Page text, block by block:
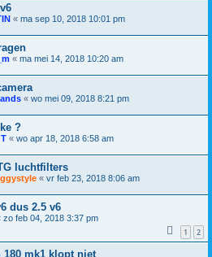
« ma sep 10, 2018 10:01 pm
« ma mei 14, 2018 10:20 am
« wo mei 09, 2018 8:21 pm
?
« wo apr 18, 2018 6:58 am
luchtfilters
« vr feb 23, 2018 8:06 am
dus 2.5 v6
zo feb 04, 2018 3:37 pm
1 2
180 mk1 klopt niet